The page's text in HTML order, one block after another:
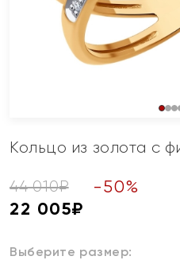
Кольцо из золота с
44 010₽ -50%
22 005₽
Выберите размер: